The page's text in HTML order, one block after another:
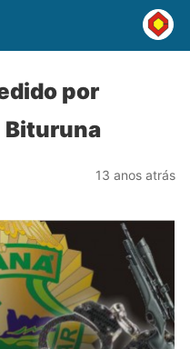
por
Bituruna
13 anos atrás